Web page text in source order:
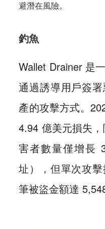
避潛在風險。
釣魚
Wallet Drainer 是
通過誘導用戶簽
產的攻擊方式。
4.94 億美元損失
害者數量僅增長
址），但單次攻
筆被盜金額達